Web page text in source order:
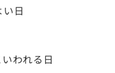
日​
われる日​